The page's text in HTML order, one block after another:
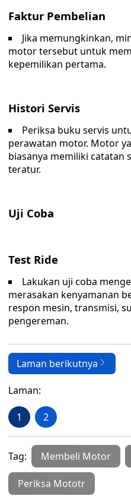
Faktur Pembelian
Jika memungkinkan,
motor tersebut untuk
kepemilikan pertama.
Histori Servis
Periksa buku servis
perawatan motor. Motor
biasanya memiliki catatan
teratur.
Uji Coba
Test Ride
Lakukan uji coba
merasakan kenyamanan
respon mesin, transmisi,
pengereman.
Laman berikutnya
Laman:
1 2
Tag: Membeli Motor
Periksa Mototr